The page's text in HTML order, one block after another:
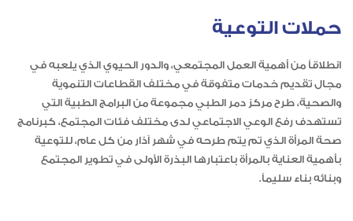
حملات التوعية
انطلاقاً من أهمية العمل المجتمعي، والدور الحيوي الذي يلعبه في
مجال تقديم خدمات متفوقة في مختلف القطاعات التنموية
والصحية، طرح مركز دمر الطبي مجموعة من البرامج الطبية التي
تستهدف رفع الوعي الاجتماعي لدى مختلف فئات المجتمع، كبرنامج
صحة المرأة الذي تم يتم طرحه في شهر آذار من كل عام، للتوعية
بأهمية العناية بالمرأة باعتبارها البذرة الأولى في تطوير المجتمع
وبنائه بناء سليماً.